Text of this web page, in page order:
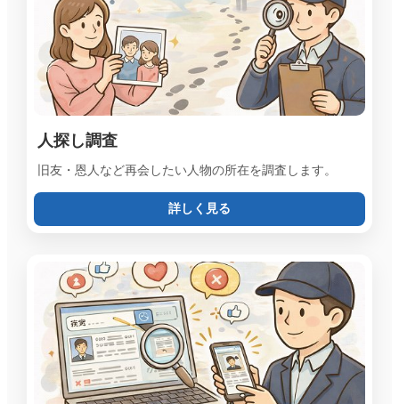
人探し調査
旧友・恩人など再会したい人物の所在を調査します。
詳しく見る